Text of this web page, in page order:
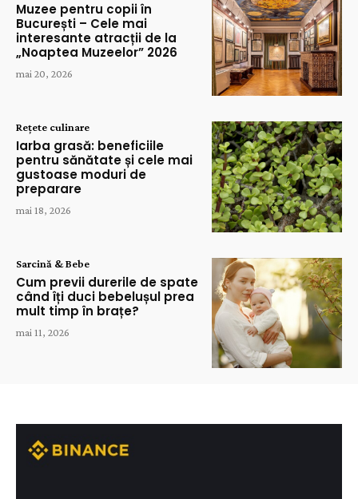
Muzee pentru copii în
București – Cele mai
interesante atracții de la
„Noaptea Muzeelor” 2026
mai 20, 2026
Rețete culinare
Iarba grasă: beneficiile
pentru sănătate și cele mai
gustoase moduri de
preparare
mai 18, 2026
Sarcină & Bebe
Cum previi durerile de spate
când îți duci bebelușul prea
mult timp în brațe?
mai 11, 2026